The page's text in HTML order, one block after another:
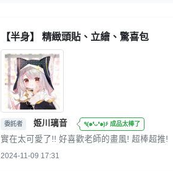
【半身】 精緻頭貼、立繪、驚喜包
委託者 姫川璃音 ٩(๑❛ᴗ❛๑)۶ 成品太棒了
實在太可愛了!! 好喜歡老師的畫風! 超棒超推!
2024-11-09 17:31